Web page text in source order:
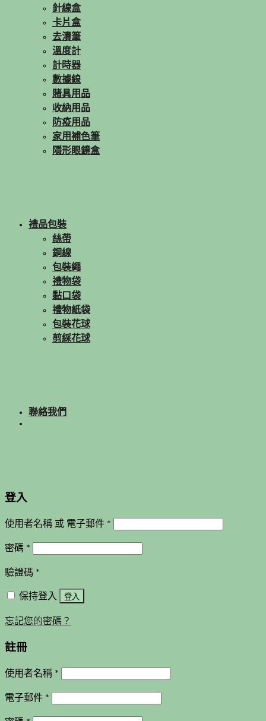
針線盒
卡片盒
去漬筆
溫度計
計時器
數據線
賭具用品
收納用品
防疫用品
家用補色筆
隱形眼鏡盒
禮品包裝
絲帶
銅線
包裝繩
禮物袋
黏口袋
禮物紙袋
包裝花球
剪綵花球
聯絡我們
登入
使用者名稱 或 電子郵件 *
密碼 *
驗證碼 *
保持登入 登入
忘記您的密碼？
註冊
使用者名稱 *
電子郵件 *